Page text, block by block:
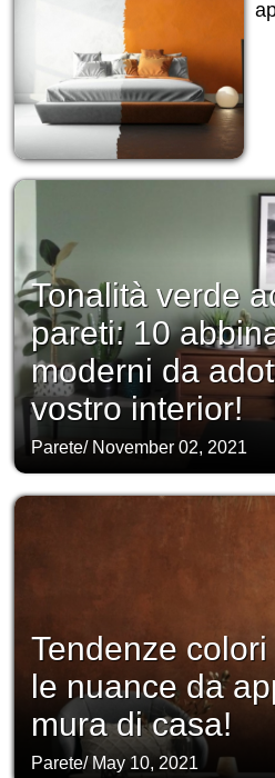
Tonalità verde
pareti: 10
moderni da
vostro interior!
Parete/ November 02, 2021
Tendenze
le nuance da
mura di casa!
Parete/ May 10, 2021